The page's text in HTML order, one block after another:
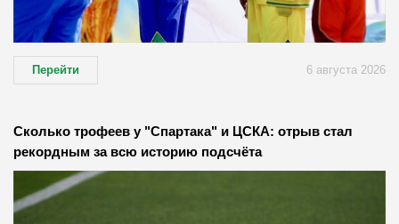
Перейти 6 августа 2026
Сколько трофеев у "Спартака" и ЦСКА: отрыв стал
рекордным за всю историю подсчёта